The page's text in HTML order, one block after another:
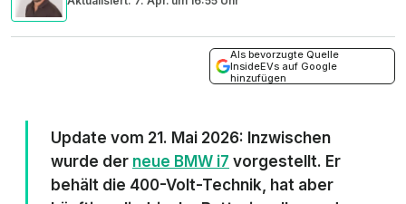
Als bevorzugte Quelle
InsideEVs auf Google
hinzufügen
Update vom 21. Mai 2026: Inzwischen
wurde der neue BMW i7 vorgestellt. Er
behält die 400-Volt-Technik, hat aber